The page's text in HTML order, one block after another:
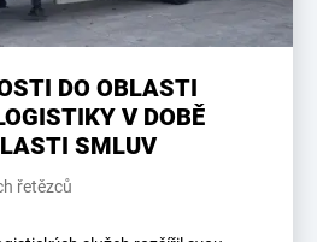
DO OBLASTI
V DOBĚ
SMLUV
řetězců